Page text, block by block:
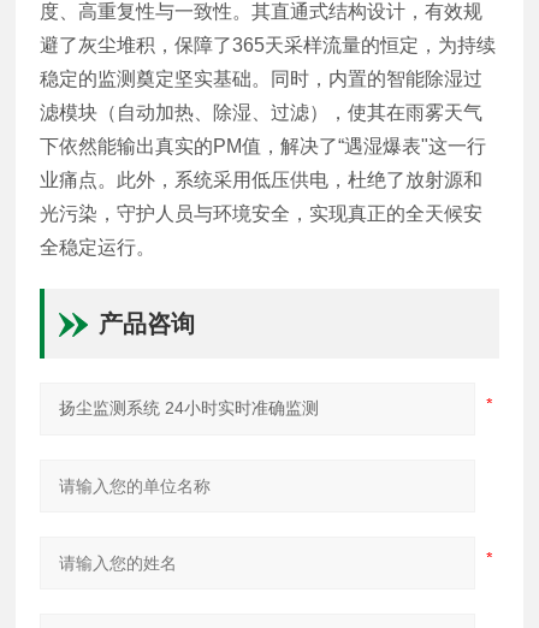
度、高重复性与一致性。其直通式结构设计，有效规
避了灰尘堆积，保障了365天采样流量的恒定，为持续
稳定的监测奠定坚实基础。同时，内置的智能除湿过
滤模块（自动加热、除湿、过滤），使其在雨雾天气
下依然能输出真实的PM值，解决了“遇湿爆表"这一行
业痛点。此外，系统采用低压供电，杜绝了放射源和
光污染，守护人员与环境安全，实现真正的全天候安
全稳定运行。
产品咨询